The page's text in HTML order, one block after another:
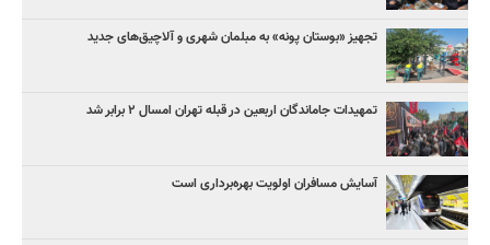
تجهیز «بوستان پونه» به مبلمان شهری و آلاچیق‌های جدید
تمهیدات جاماندگان اربعین در قبله تهران امسال ۲ برابر شد
آسایش مسافران اولویت بهره‌برداری است